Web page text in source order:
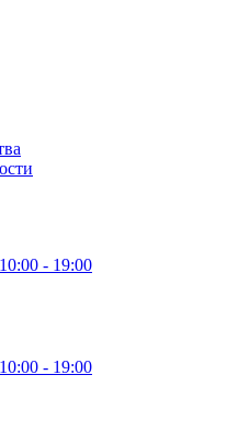
10:00 - 19:00
10:00 - 19:00